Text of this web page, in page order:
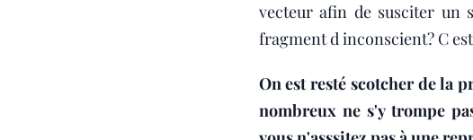
vecteur afin de susciter un
fragment d inconscient? C
On est resté scotcher de la
nombreux ne s'y trompe